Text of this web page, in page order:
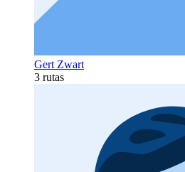
Gert Zwart
3 rutas